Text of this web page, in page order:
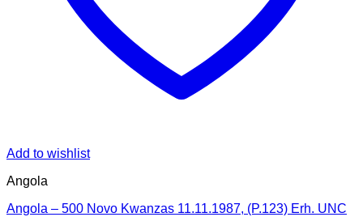
Add to wishlist
Angola
Angola – 500 Novo Kwanzas 11.11.1987, (P.123) Erh. UNC